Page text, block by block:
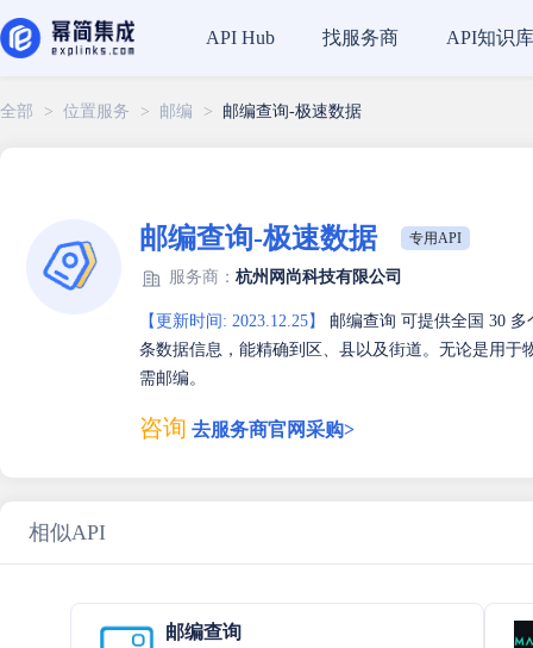
API Hub 找服务商 API知识库
全部 > 位置服务 > 邮编 > 邮编查询-极速数据
邮编查询-极速数据 专用API
服务商： 杭州网尚科技有限公司
【更新时间: 2023.12.25】
邮编查询 可提供全国 30
条数据信息，能精确到区、县以及街道。无论是用
需邮编。
咨询 去服务商官网采购>
相似API
邮编查询